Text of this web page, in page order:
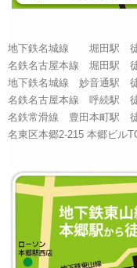
地下鉄名城線 堀田駅 徒
名鉄名古屋本線 堀田駅
地下鉄名城線 妙音通駅
名鉄名古屋本線 呼続駅
名鉄常滑線 豊田本町駅 徒
名東区本郷2-215 本郷ビル